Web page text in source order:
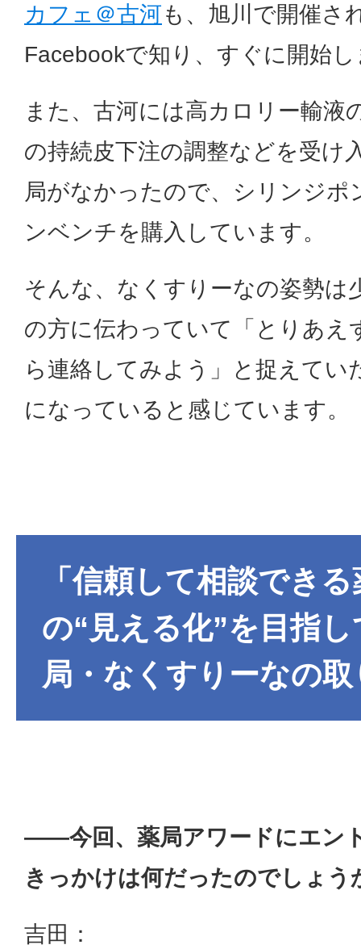
カフェ＠古河も、旭川で開催さ
Facebookで知り、すぐに開始
また、古河には高カロリー輸液
の持続皮下注の調整などを受け
局がなかったので、シリンジポ
ンベンチを購入しています。
そんな、なくすりーなの姿勢は
の方に伝わっていて「とりあえ
ら連絡してみよう」と捉えてい
になっていると感じています。
「信頼して相談でき
の“見える化”を目指
局・なくすりーなの
——今回、薬局アワードにエン
きっかけは何だったのでしょう
吉田：